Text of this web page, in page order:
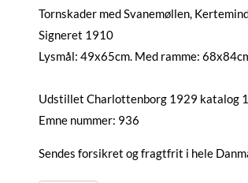
Tornskader med Svanemøllen,
Signeret 1910
Lysmål: 49x65cm. Med ramme:
Udstillet Charlottenborg 1929 katalog
Emne nummer: 936
Sendes forsikret og fragtfrit i hele